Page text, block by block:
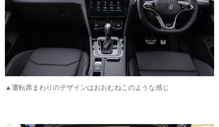
▲運転席まわりのデザインはおおむねこのような感じ